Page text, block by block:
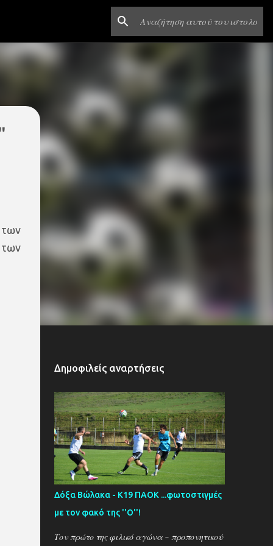
Δημοφιλείς αναρτήσεις
Δόξα Βώλακα - Κ19 ΠΑΟΚ ...φωτοστιγμές
με τον φακό της ''Ο''!
Τον πρώτο της φιλικό αγώνα - προπονητικού